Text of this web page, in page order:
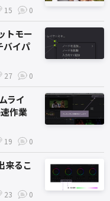
15 0
トモー
バイパ
27 0
ライ
作業
19 0
来るこ
23 0